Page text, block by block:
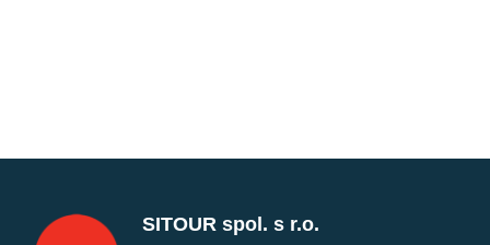
SITOUR spol. s r.o.